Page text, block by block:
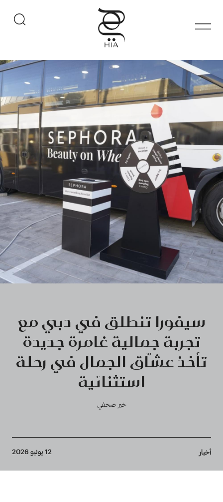
سيفورا تنطلق في دبي مع
تجربة جمالية غامرة جديدة
تأخذ عشّاق الجمال في رحلة
استثنائية
خبر صحفي
Breadcrumb
أخبار 12 يونيو 2026